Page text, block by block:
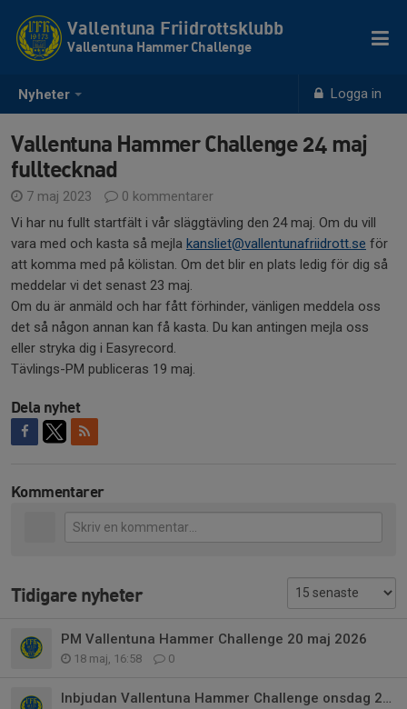
Nyheter Logga in
Vallentuna Friidrottsklubb
Vallentuna Hammer Challenge
Vallentuna Hammer Challenge 24 maj
fulltecknad
7 maj 2023
0 kommentarer
Vi har nu fullt startfält i vår släggtävling den 24 maj. Om du vill
vara med och kasta så mejla kansliet@vallentunafriidrott.se för
att komma med på kölistan. Om det blir en plats ledig för dig så
meddelar vi det senast 23 maj.
Om du är anmäld och har fått förhinder, vänligen meddela oss
det så någon annan kan få kasta. Du kan antingen mejla oss
eller stryka dig i Easyrecord.
Tävlings-PM publiceras 19 maj.
Dela nyhet
Kommentarer
Tidigare nyheter
PM Vallentuna Hammer Challenge 20 maj 2026
18 maj, 16:58 0
Inbjudan Vallentuna Hammer Challenge onsdag 20 maj 2026